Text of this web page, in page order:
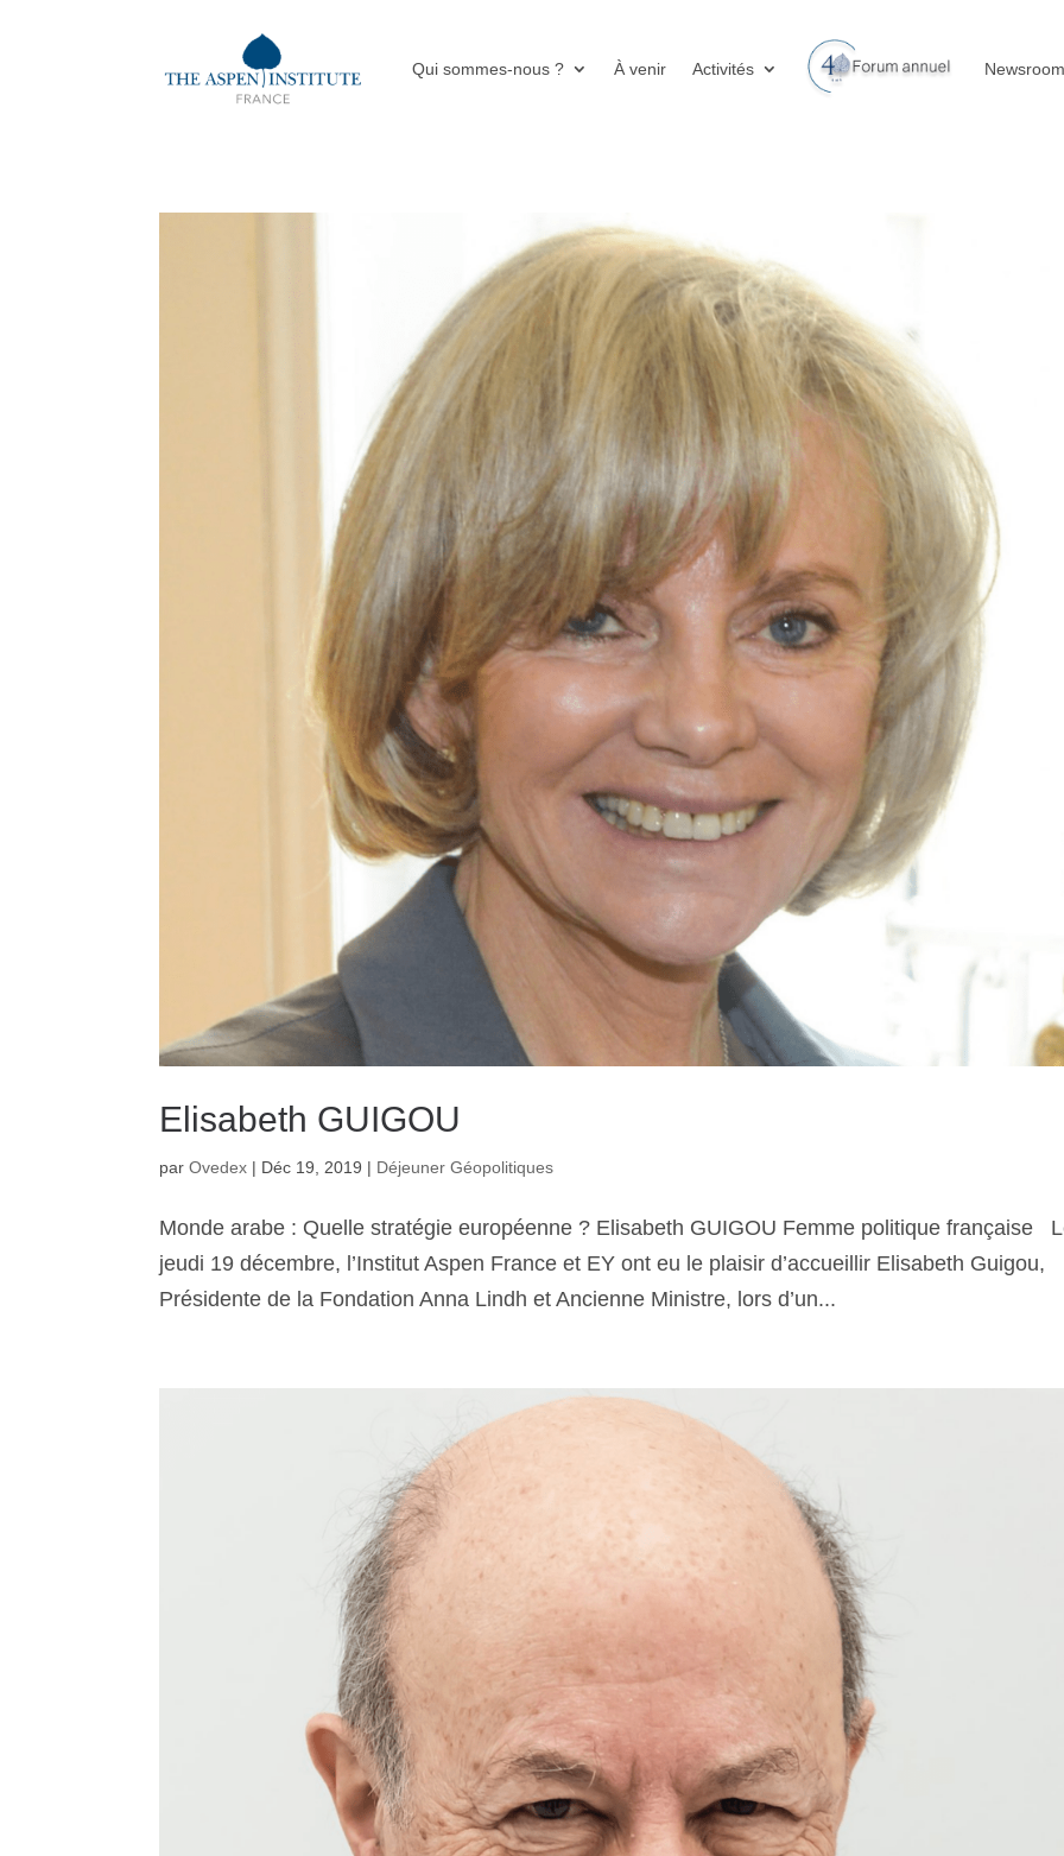
Qui sommes-nous ? À venir Activités
Elisabeth GUIGOU
parOvedex | Déc 19, 2019 | Déjeuner Géopolitiques
Monde arabe : Quelle stratégie européenne ? Elisabeth GUIGOU Femme politique française
jeudi 19 décembre, l’Institut Aspen France et EY ont eu le plaisir d’accueillir Elisabeth Guigou,
Présidente de la Fondation Anna Lindh et Ancienne Ministre, lors d’un...